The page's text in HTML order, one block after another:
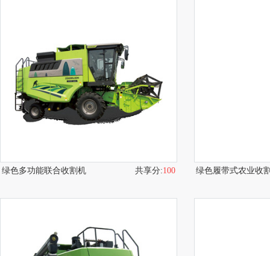
绿色多功能联合收割机 共享分:100 绿色履带式农业收